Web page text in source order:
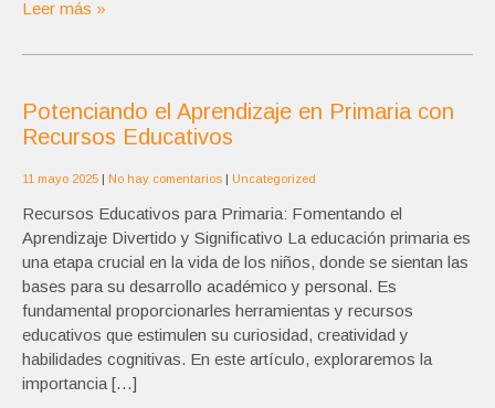
Leer más »
Potenciando el Aprendizaje en Primaria con
Recursos Educativos
11 mayo 2025 | No hay comentarios | Uncategorized
Recursos Educativos para Primaria: Fomentando el
Aprendizaje Divertido y Significativo La educación primaria es
una etapa crucial en la vida de los niños, donde se sientan las
bases para su desarrollo académico y personal. Es
fundamental proporcionarles herramientas y recursos
educativos que estimulen su curiosidad, creatividad y
habilidades cognitivas. En este artículo, exploraremos la
importancia […]